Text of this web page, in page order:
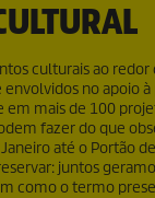
culturais ao
no apoio
em mais de 100
fazer do que
até o Portão
juntos
como o termo